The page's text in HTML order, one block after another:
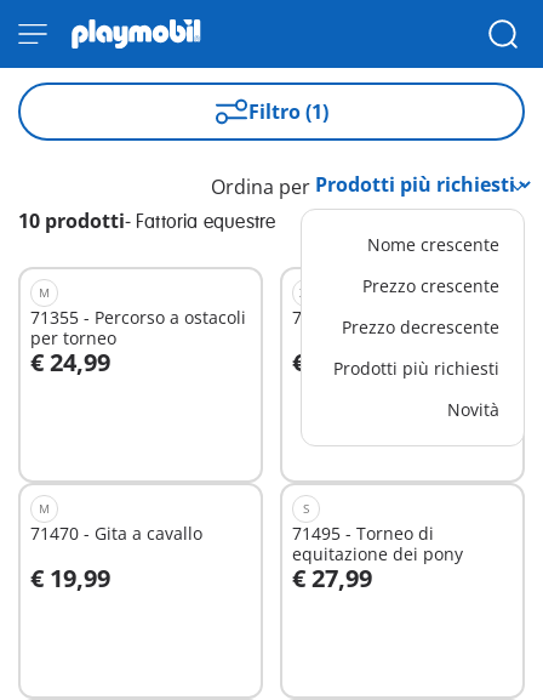
Filtro (1)
10 prodotti- Fattoria equestre
Ordina per
Nome crescente
Prezzo crescente
Prezzo decrescente
Prodotti più richiesti
Novità
M
71355 - Percorso a ostacoli
per torneo
€ 24,99
Aggiungi al carrello
XS
71496 - Carrozza con pony
€ 14,99
Aggiungi al carrello
M
71470 - Gita a cavallo
€ 19,99
Aggiungi al carrello
S
71495 - Torneo di
equitazione dei pony
€ 27,99
Aggiungi al carrello